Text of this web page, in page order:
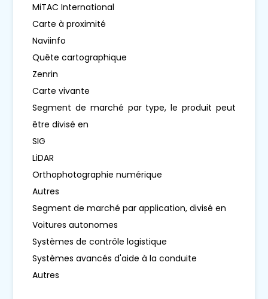
MiTAC International
Carte à proximité
Naviinfo
Quête cartographique
Zenrin
Carte vivante
Segment de marché par type, le produit peut
être divisé en
SIG
LiDAR
Orthophotographie numérique
Autres
Segment de marché par application, divisé en
Voitures autonomes
Systèmes de contrôle logistique
Systèmes avancés d'aide à la conduite
Autres